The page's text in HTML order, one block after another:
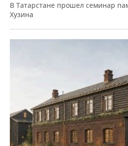
В Татарстане прошел семинар
Хузина